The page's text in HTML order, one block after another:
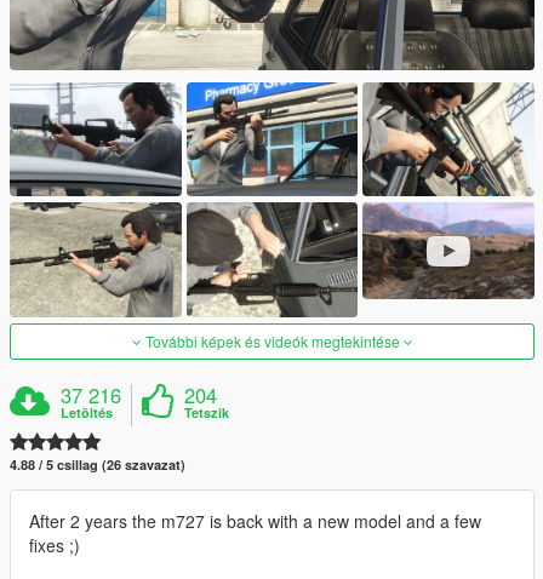
További képek és videók megtekintése
37 216
Letöltés
204
Tetszik
4.88 / 5 csillag (26 szavazat)
After 2 years the m727 is back with a new model and a few
fixes ;)